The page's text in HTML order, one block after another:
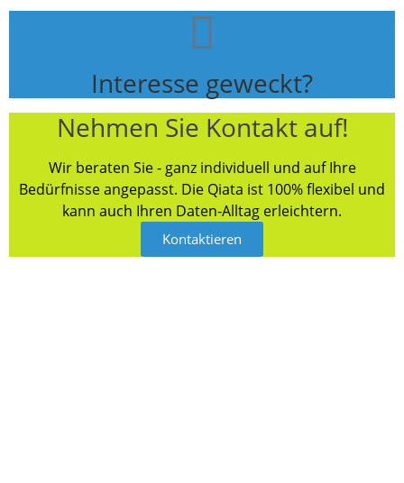
Interesse geweckt?
Nehmen Sie Kontakt auf!
Wir beraten Sie - ganz individuell und auf Ihre
Bedürfnisse angepasst. Die Qiata ist 100% flexibel und
kann auch Ihren Daten-Alltag erleichtern.
Kontaktieren